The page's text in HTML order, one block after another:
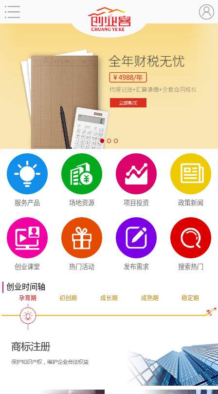
服务产品 场地资源 项目投资 政策新闻
创业课堂 热门活动 发布需求 搜索热门
创业时间轴
孕育期 初创期 成长期 成熟期 稳定期